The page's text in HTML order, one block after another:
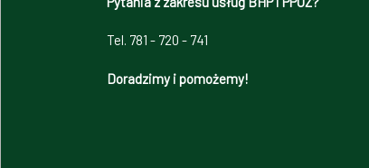
Tel. 781 - 720 - 741
Doradzimy i pomożemy!